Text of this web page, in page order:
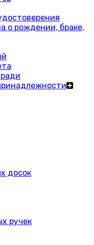
о рождении, браке,
досок
ручек